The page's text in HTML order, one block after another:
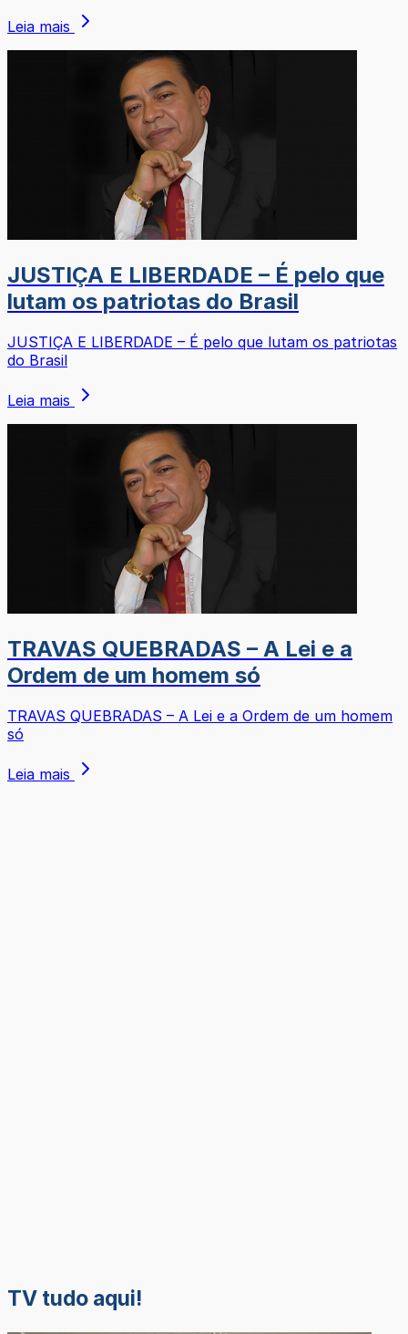
Leia mais
JUSTIÇA E LIBERDADE – É pelo que
lutam os patriotas do Brasil
JUSTIÇA E LIBERDADE – É pelo que lutam os patriotas
do Brasil
Leia mais
TRAVAS QUEBRADAS – A Lei e a
Ordem de um homem só
TRAVAS QUEBRADAS – A Lei e a Ordem de um homem
só
Leia mais
TV tudo aqui!